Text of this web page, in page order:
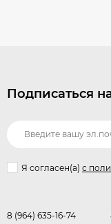
Подписаться
Я согласен(a) с
8 (964) 635-16-74